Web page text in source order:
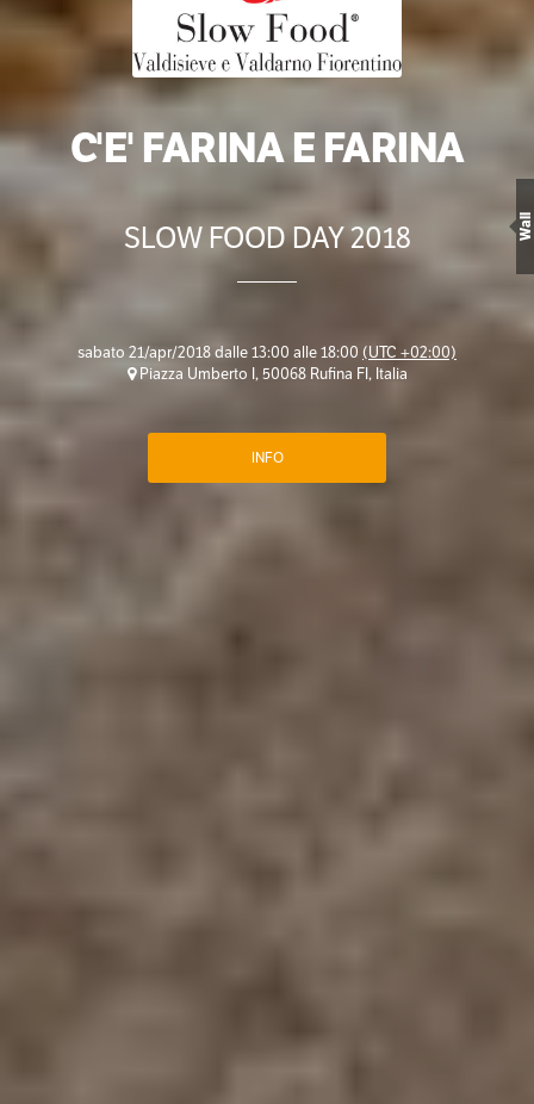
C'E' FARINA E FARINA
SLOW FOOD DAY 2018
sabato 21/apr/2018 dalle 13:00 alle 18:00 (UTC +02:00)
Piazza Umberto I, 50068 Rufina FI, Italia
INFO
Wall